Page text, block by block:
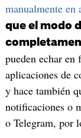
manualmente en
que el modo
pueden echar en
aplicaciones de
y hace también
notificaciones o
o Telegram, por